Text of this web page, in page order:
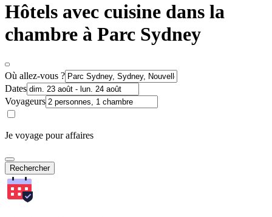
Hôtels avec cuisine dans la
chambre à Parc Sydney
Où allez-vous ?
Dates
Voyageurs
Je voyage pour affaires
Rechercher